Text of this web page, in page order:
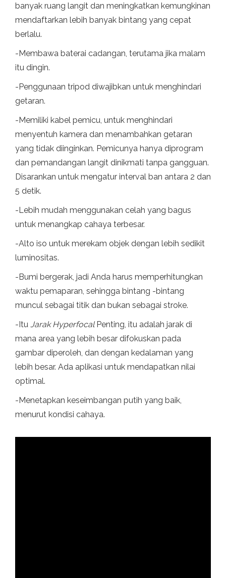
banyak ruang langit dan meningkatkan kemungkinan
mendaftarkan lebih banyak bintang yang cepat
berlalu.
-Membawa baterai cadangan, terutama jika malam
itu dingin.
-Penggunaan tripod diwajibkan untuk menghindari
getaran.
-Memiliki kabel pemicu, untuk menghindari
menyentuh kamera dan menambahkan getaran
yang tidak diinginkan. Pemicunya hanya diprogram
dan pemandangan langit dinikmati tanpa gangguan.
Disarankan untuk mengatur interval ban antara 2 dan
5 detik.
-Lebih mudah menggunakan celah yang bagus
untuk menangkap cahaya terbesar.
-Alto iso untuk merekam objek dengan lebih sedikit
luminositas.
-Bumi bergerak, jadi Anda harus memperhitungkan
waktu pemaparan, sehingga bintang -bintang
muncul sebagai titik dan bukan sebagai stroke.
-Itu Jarak HyperfocalPenting, itu adalah jarak di
mana area yang lebih besar difokuskan pada
gambar diperoleh, dan dengan kedalaman yang
lebih besar. Ada aplikasi untuk mendapatkan nilai
optimal.
-Menetapkan keseimbangan putih yang baik,
menurut kondisi cahaya.